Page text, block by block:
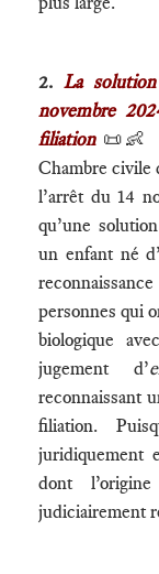
2. La
novembre
filiation 📜👶
Chambre civile
l’arrêt du 14
qu’une
un enfant né
personnes qui
biologique
jugement d’
reconnaissant
filiation.
juridiquement
dont
judiciairement